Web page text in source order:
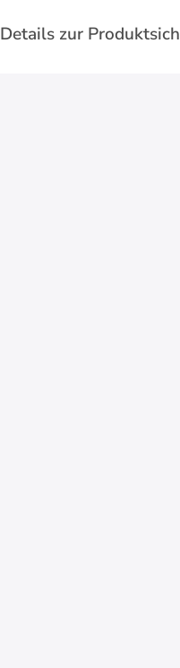
Details zur